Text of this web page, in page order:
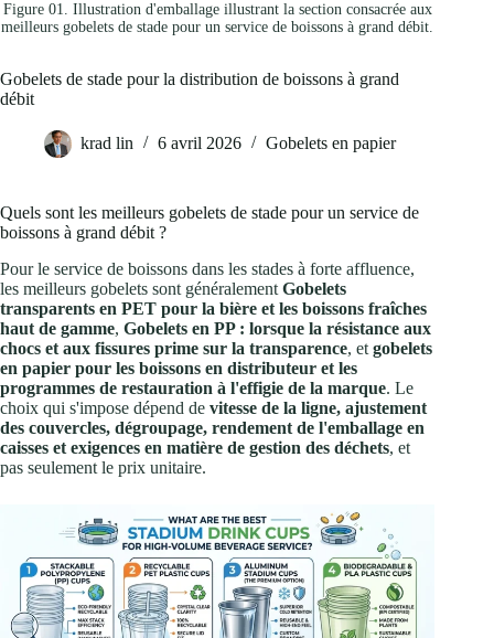
Figure 01. Illustration d'emballage illustrant la section consacrée aux
meilleurs gobelets de stade pour un service de boissons à grand débit.
Gobelets de stade pour la distribution de boissons à grand
débit
krad lin 6 avril 2026 Gobelets en papier
Quels sont les meilleurs gobelets de stade pour un service de
boissons à grand débit ?
Pour le service de boissons dans les stades à forte affluence,
les meilleurs gobelets sont généralement Gobelets
transparents en PET pour la bière et les boissons fraîches
haut de gamme, Gobelets en PP : lorsque la résistance aux
chocs et aux fissures prime sur la transparence, et gobelets
en papier pour les boissons en distributeur et les
programmes de restauration à l'effigie de la marque. Le
choix qui s'impose dépend de vitesse de la ligne, ajustement
des couvercles, dégroupage, rendement de l'emballage en
caisses et exigences en matière de gestion des déchets, et
pas seulement le prix unitaire.